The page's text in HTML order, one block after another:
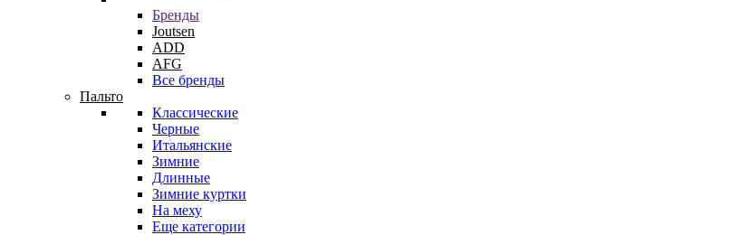
Бренды
Joutsen
ADD
AFG
Все бренды
Пальто
Классические
Черные
Итальянские
Зимние
Длинные
Зимние куртки
На меху
Еще категории